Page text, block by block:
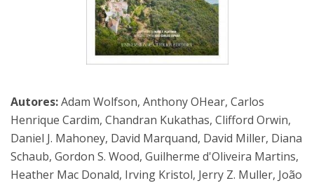
Autores:Adam Wolfson, Anthony OHear, Carlos
Henrique Cardim, Chandran Kukathas, Clifford Orwin,
Daniel J. Mahoney, David Marquand, David Miller, Diana
Schaub, Gordon S. Wood, Guilherme d'Oliveira Martins,
Heather Mac Donald, Irving Kristol, Jerry Z. Muller, João